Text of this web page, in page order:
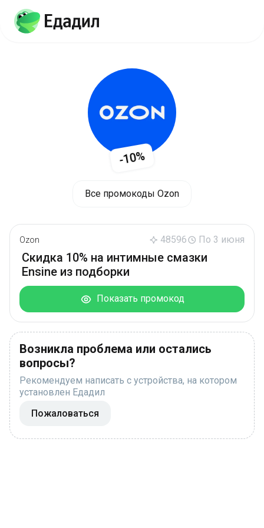
-10%
Все промокоды Ozon
Ozon 48596 По 3 июня
Скидка 10% на интимные смазки
Ensine из подборки
Показать промокод
Возникла проблема или остались
вопросы?
Рекомендуем написать с устройства, на котором
установлен Едадил
Пожаловаться